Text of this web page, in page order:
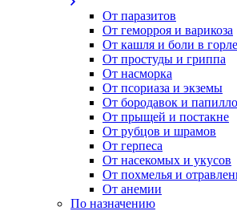
От паразитов
Oт геморроя и варикоза
От кашля и боли в горле
От простуды и гриппа
От насморка
Oт псориаза и экземы
От бородавок и
От прыщей и постакне
От рубцов и шрамов
От герпеса
От насекомых и укусов
От похмелья и
От анемии
По назначению